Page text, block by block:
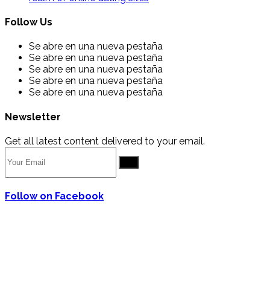
Follow Us
Se abre en una nueva pestaña
Se abre en una nueva pestaña
Se abre en una nueva pestaña
Se abre en una nueva pestaña
Se abre en una nueva pestaña
Newsletter
Get all latest content delivered to your email.
Follow on Facebook